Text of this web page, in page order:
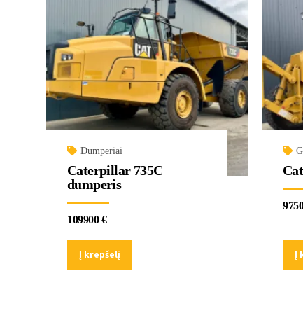
Dumperiai
Caterpillar 735C
dumperis
109900€
Į krepšelį Į